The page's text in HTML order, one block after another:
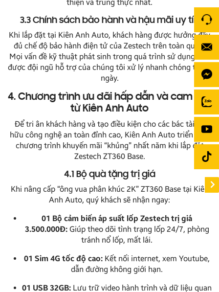
thiện và trung thực nhất.
3.3 Chính sách bảo hành và hậu mãi uy tín
Khi lắp đặt tại Kiên Anh Auto, khách hàng được hưởng đầy
đủ chế độ bảo hành điện tử của Zestech trên toàn quốc.
Mọi vấn đề kỹ thuật phát sinh trong quá trình sử dụng đều
được đội ngũ hỗ trợ của chúng tôi xử lý nhanh chóng trong
ngày.
4. Chương trình ưu đãi hấp dẫn và cam kết
từ Kiên Anh Auto
Để tri ân khách hàng và tạo điều kiện cho các bác tài sở
hữu công nghệ an toàn đỉnh cao, Kiên Anh Auto triển khai
chương trình khuyến mãi “khủng” nhất năm khi lắp đặt
Zestech ZT360 Base.
4.1 Bộ quà tặng trị giá
Khi nâng cấp “ông vua phân khúc 2K” ZT360 Base tại Kiên
Anh Auto, quý khách sẽ nhận ngay:
01 Bộ cảm biến áp suất lốp Zestech trị giá
3.500.000Đ:Giúp theo dõi tình trạng lốp 24/7, phòng
tránh nổ lốp, mất lái.
01 Sim 4G tốc độ cao: Kết nối internet, xem Youtube,
dẫn đường không giới hạn.
01 USB 32GB: Lưu trữ video hành trình và dữ liệu quan